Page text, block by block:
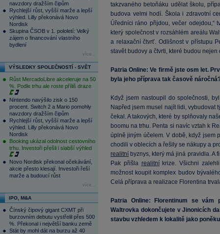
navzdory dražším čipům
Rychlejší růst, vyšší marže a lepší
výhled. Lilly překonává Novo
Nordisk
Skupina ČSOB v 1. pololetí: Velký
zájem o financování vlastního
bydlení
více...
VÝSLEDKY SPOLEČNOSTÍ - SVĚT
Růst MercadoLibre akceleruje na 50
%. Podle trhu ale roste příliš draze
Nintendo navýšilo zisk o 150
procent. Switch 2 a Mario pomohly
navzdory dražším čipům
Rychlejší růst, vyšší marže a lepší
výhled. Lilly překonává Novo
Nordisk
Booking ukázal odolnost cestovního
trhu. Investoři přešli i slabší výhled
Novo Nordisk překonal očekávání,
akcie přesto klesají. Investoři řeší
marže a budoucí růst
více...
IPO, M&A
Čínský čipový gigant CXMT při
burzovním debutu vystřelil přes 500
%. Překonal i největší banku země
Stát by mohl dát na burzu až 40
takzvaného betoňáku udělat školu,
budova velmi hodí. Škola i zdravotní
Úředníci ráno přijdou, večer odejdou,“
který společnost v rozsáhlém areálu
a relaxační čtvrť. Odlišnost v přístupu
stavět budovy a čtvrti, které budou
Patria Online: Ve firmě jste osm let.
byla jeho příprava tak časově
Když jsem nastoupil do společnosti,
Napřed jsem musel najít lidi, vybudovat
čekal. A takových, které by splňovaly
boomu na trhu. Penta si navíc vztah k
úplně jiným účelem. V době, když jsem
chodili v oblecích a řešily se nákupy a
realitní byznys, který má jiná pravidla. A
Pak přišla realitníkrize. Všichni
možnost koupit komplex budov
Celá příprava a realizace Florentina
Patria Online: Florentinum se vám
Waltrovka dokončujete v Jinonicích
stavbu vzhledem k lokalitě jako